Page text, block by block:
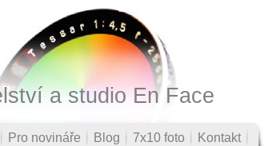
a studio En Face
Pro novináře Blog 7x10 foto Kontakt